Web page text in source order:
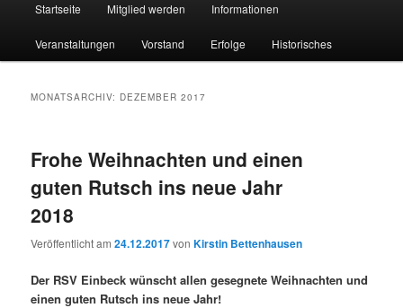
Startseite Mitglied werden Informationen
Veranstaltungen Vorstand Erfolge Historisches
MONATSARCHIV: DEZEMBER 2017
Frohe Weihnachten und einen
guten Rutsch ins neue Jahr
2018
Veröffentlicht am24.12.2017vonKirstin Bettenhausen
Der RSV Einbeck wünscht allen gesegnete Weihnachten und
einen guten Rutsch ins neue Jahr!